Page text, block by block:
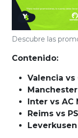
Descubre las
Contenido:
Valencia vs
Inter vs AC
Reims vs